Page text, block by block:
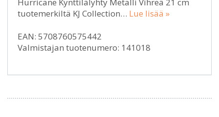
Hurricane Kynttilälyhty Metalli Vihreä 21 cm
tuotemerkiltä KJ Collection… Lue lisää »
EAN: 5708760575442
Valmistajan tuotenumero: 141018